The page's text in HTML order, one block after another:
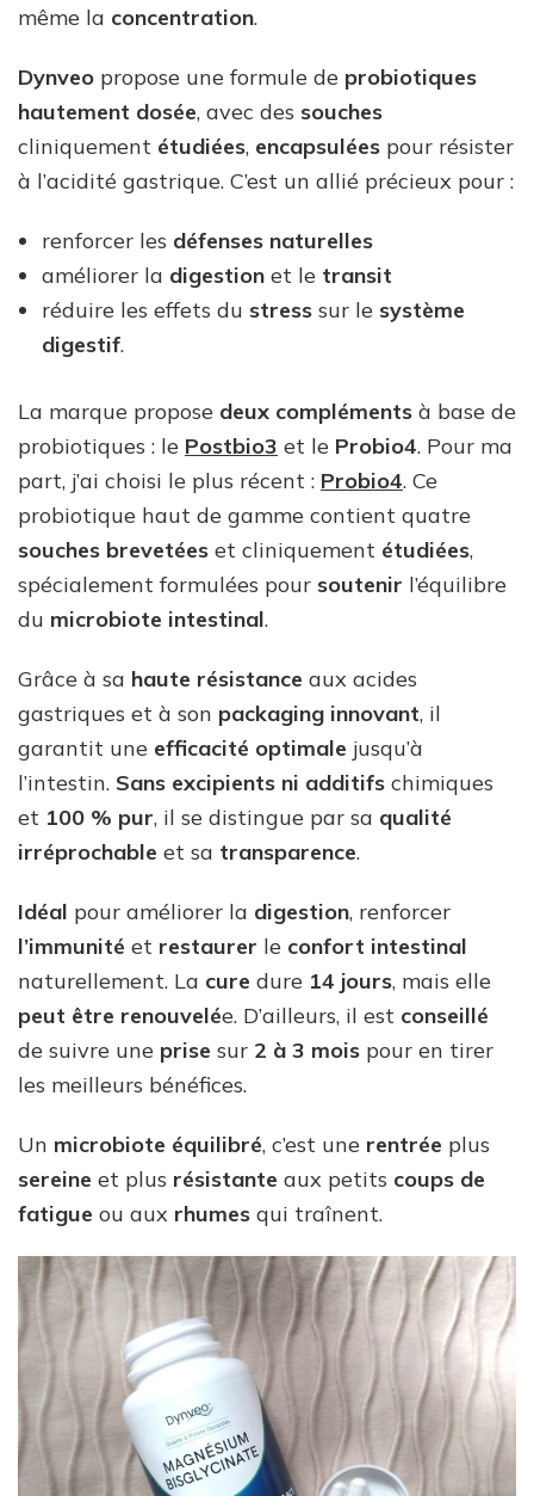
même la concentration.
Dynveo propose une formule de probiotiques
hautement dosée, avec des souches
cliniquement étudiées, encapsulées pour résister
à l’acidité gastrique. C’est un allié précieux pour :
renforcer les défenses naturelles
améliorer la digestion et le transit
réduire les effets du stress sur le système
digestif.
La marque propose deux compléments à base de
probiotiques : le Postbio3 et le Probio4. Pour ma
part, j’ai choisi le plus récent : Probio4. Ce
probiotique haut de gamme contient quatre
souches brevetées et cliniquement étudiées,
spécialement formulées pour soutenir l’équilibre
du microbiote intestinal.
Grâce à sa haute résistance aux acides
gastriques et à son packaging innovant, il
garantit une efficacité optimale jusqu’à
l’intestin. Sans excipients ni additifs chimiques
et 100 % pur, il se distingue par sa qualité
irréprochable et sa transparence.
Idéal pour améliorer la digestion, renforcer
l’immunité et restaurer le confort intestinal
naturellement. La cure dure 14 jours, mais elle
peut être renouvelée. D’ailleurs, il est conseillé
de suivre une prise sur 2 à 3 mois pour en tirer
les meilleurs bénéfices.
Un microbiote équilibré, c’est une rentrée plus
sereine et plus résistante aux petits coups de
fatigue ou aux rhumes qui traînent.